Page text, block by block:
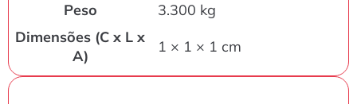
Peso
3.300 kg
Dimensões (C x L x
A)
1 × 1 × 1 cm